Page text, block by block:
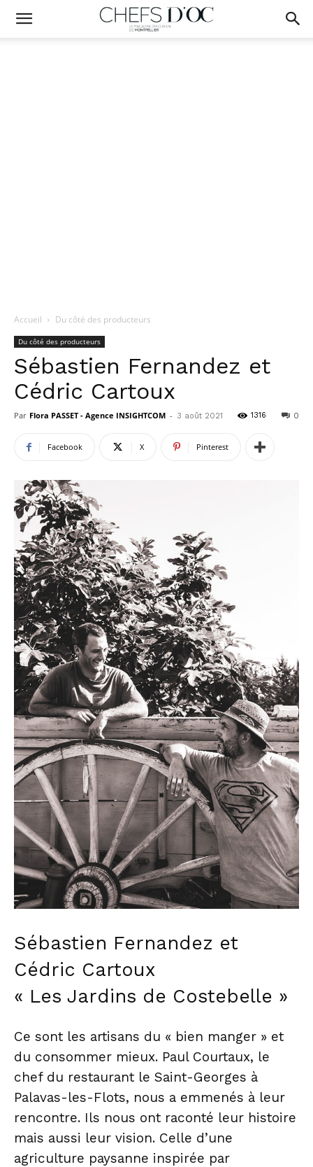
Accueil Du côté des producteurs
Du côté des producteurs
Sébastien Fernandez et
Cédric Cartoux
Par Flora PASSET - Agence INSIGHTCOM - 3 août 2021 0
1316
Facebook X Pinterest
Sébastien Fernandez et
Cédric Cartoux
« Les Jardins de Costebelle »
Ce sont les artisans du « bien manger » et
du consommer mieux. Paul Courtaux, le
chef du restaurant le Saint-Georges à
Palavas-les-Flots, nous a emmenés à leur
rencontre. Ils nous ont raconté leur histoire
mais aussi leur vision. Celle d’une
agriculture paysanne inspirée par